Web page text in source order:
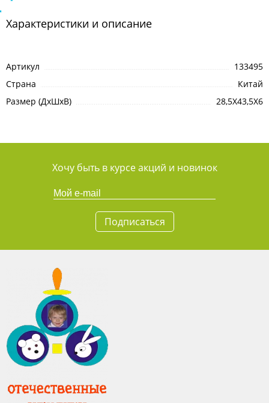
Характеристики и описание
Артикул
133495
Страна
Китай
Размер (ДхШхВ)
28,5X43,5X6
Хочу быть в курсе акций и новинок
Подписаться